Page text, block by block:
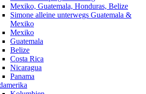
Mexiko, Guatemala, Honduras, Belize
Simone alleine unterwegs Guatemala &
Mexiko
Mexiko
Guatemala
Belize
Costa Rica
Nicaragua
Panama